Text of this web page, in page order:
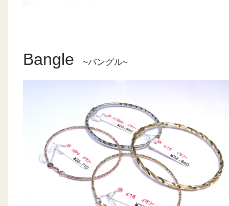
Bangle ~バングル~